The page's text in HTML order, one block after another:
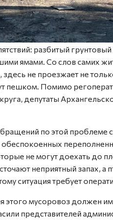
разбитый грунтовый
ямами. Со слов самих
не проезжает не
пешком. Помимо
депутаты
по этой
обеспокоенных
не могут доехать до
неприятный запах, а
ситуация требует
этого мусоровоз должен
представителей